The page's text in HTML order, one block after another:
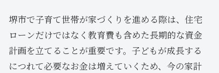
堺市で子育て世帯が家づくりを進める際は、住宅
ローンだけではなく教育費も含めた長期的な資金
計画を立てることが重要です。子どもが成長する
につれて必要なお金は増えていくため、今の家計